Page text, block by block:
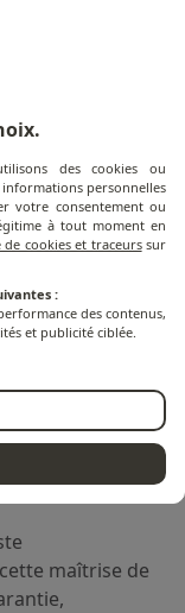
le support en
polyester.
toxiques fait
aux
ses
il
corrosion, aux
maîtrise de
des cookies ou
personnelles
votre consentement ou
à tout moment en
cookies et traceurssur
:
des contenus,
et publicité ciblée.